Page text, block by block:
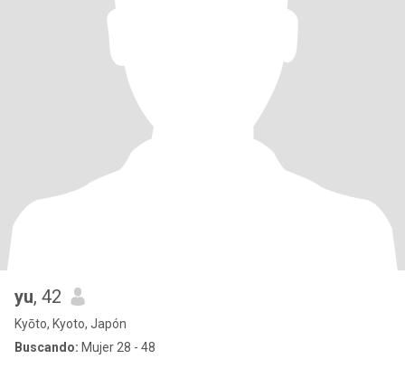
yu, 42
Kyōto, Kyoto, Japón
Buscando: Mujer 28 - 48